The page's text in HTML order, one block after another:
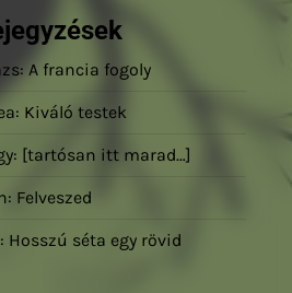
A francia fogoly
Kiváló testek
[tartósan itt marad…]
Felveszed
Hosszú séta egy rövid